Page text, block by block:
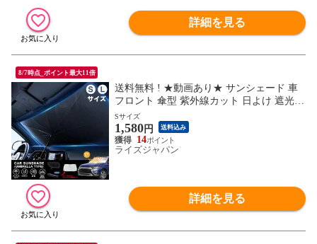
詳細を見る
8/7時点_ポイント最大11倍
送料無料 ! ★動画あり★ サンシェード 車
フロント 傘型 紫外線カット 日よけ 遮光
断熱 ( 折りたたみ傘 車用 日除け フロント
サンシェード 収納カバー付き ) 当店イチオ
シ 送料込 60N◇ クイックサンシェード:S
サイズ
Sサイズ
1,580円 送料込み
14
ライズジャパン
詳細を見る